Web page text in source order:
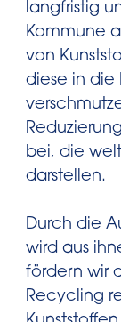
langfristig
Kommune
von
diese in die
bei, die
darstellen.
Durch die
wird aus
fördern wir
Recycling